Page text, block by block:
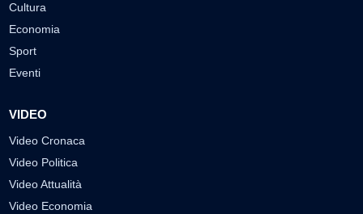
Cultura
Economia
Sport
Eventi
VIDEO
Video Cronaca
Video Politica
Video Attualità
Video Economia